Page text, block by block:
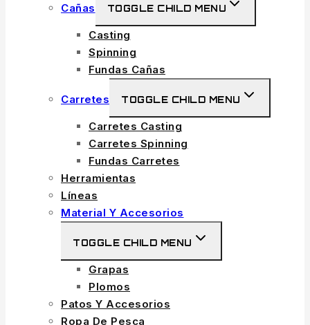
Cañas TOGGLE CHILD MENU
Casting
Spinning
Fundas Cañas
Carretes TOGGLE CHILD MENU
Carretes Casting
Carretes Spinning
Fundas Carretes
Herramientas
Líneas
Material Y Accesorios
TOGGLE CHILD MENU
Grapas
Plomos
Patos Y Accesorios
Ropa De Pesca